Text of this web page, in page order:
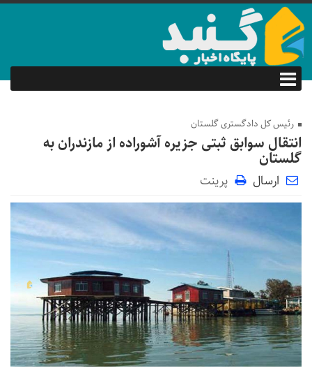
رئیس کل دادگستری گلستان
انتقال سوابق ثبتی جزیره آشوراده از مازندران به
گلستان
ارسال پرینت